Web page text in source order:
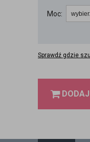
Moc:
Sprawdź gdzie